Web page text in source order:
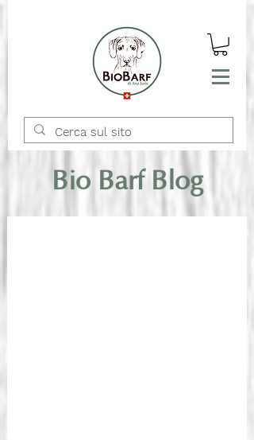
Bio Barf Blog